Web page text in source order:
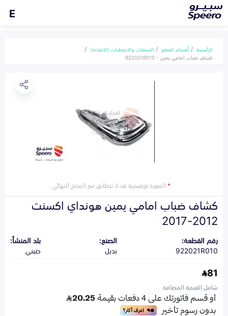
E
الرئيسية أقسام القطع
الشمعات والاصطبات (الاضاءة)
كشاف ضباب امامي يمين - 922021R010
*الصورة توضيحية قد لا تتطابق مع المنتج النهائي
كشاف ضباب امامي يمين هونداي اكسنت
2012-2017
رقم القطعة:
922021R010
الصنع:
بديل
بلد المنشأ:
صيني
81
شامل القيمة المضافة